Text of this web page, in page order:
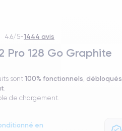
4.6/5-1444 avis
Pro 128 Go Graphite
sont 100% fonctionnels débloqués
de chargement.
en